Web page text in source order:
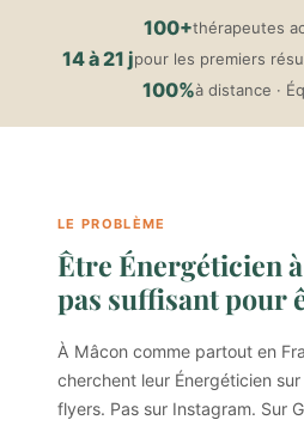
100+thérapeutes
14 à 21 jpour les premiers
100%à distance ·
LE PROBLÈME
Être Énergéticien
pas suffisant pour
À Mâcon comme partout en
cherchent leur Énergéticien
flyers. Pas sur Instagram. Sur